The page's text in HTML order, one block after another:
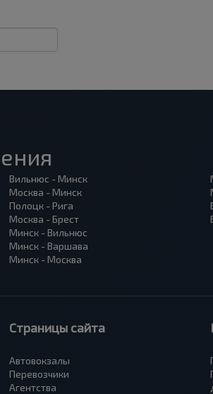
Вильнюс - Минск
Москва - Минск
Полоцк - Рига
Москва - Брест
Минск - Вильнюс
Минск - Варшава
Минск - Москва
Страницы сайта
Автовокзалы
Перевозчики
Агентства